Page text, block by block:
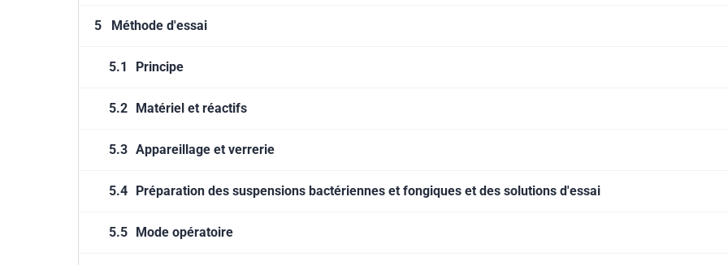
5 Méthode d'essai
5.1 Principe
5.2 Matériel et réactifs
5.3 Appareillage et verrerie
5.4 Préparation des suspensions bactériennes et fongiques et des solutions d'essai
5.5 Mode opératoire